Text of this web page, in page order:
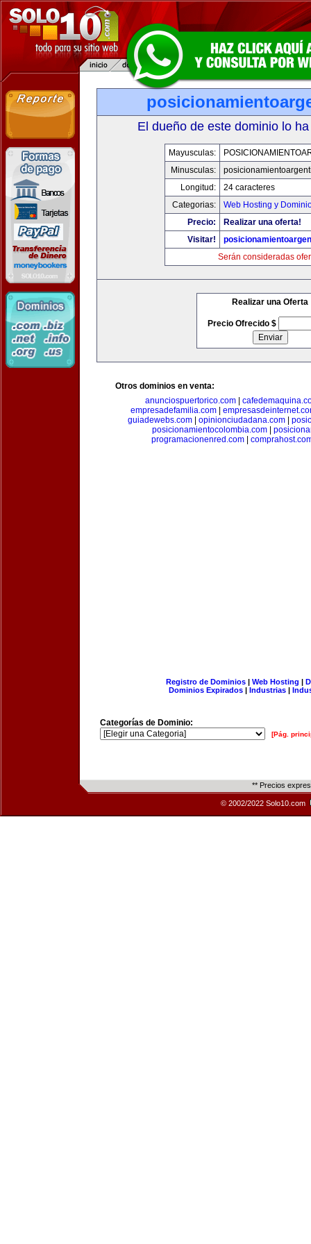
El dueño de este dominio lo
Mayusculas:
Minusculas:
Longitud:
24 caracteres
Categorias:
Web Hosting y
Precio:
Realizar una oferta!
Visitar!
Serán consideradas
Realizar una Oferta
Precio Ofrecido $
Otros dominios en venta:
anunciospuertorico.com|
empresadefamilia.com
guiadewebs.com
opinionciudadana.com
posicionamientocolombia.com|
programacionenred.com
Registro de Dominios| Web Hosting |
Dominios Expirados | Industrias |
Categorías de Dominio:
[Pág.
** Precios
© 2002/2022 Solo10.com